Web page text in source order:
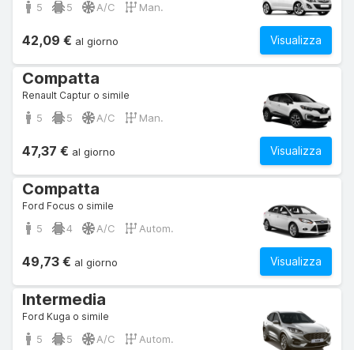
5 5 A/C Man.
Visualizza
42,09 € al giorno
Compatta
Renault Captur o simile
5 5 A/C Man.
Visualizza
47,37 € al giorno
Compatta
Ford Focus o simile
5 4 A/C Autom.
Visualizza
49,73 € al giorno
Intermedia
Ford Kuga o simile
5 5 A/C Autom.